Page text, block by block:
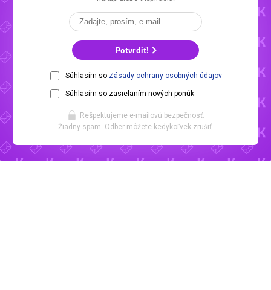
Potvrdiť!
Súhlasím so Zásady ochrany osobných údajov
Súhlasím so zasielaním nových ponúk
Rešpektujeme e-mailovú bezpečnosť.
Žiadny spam. Odber môžete kedykoľvek zrušiť.